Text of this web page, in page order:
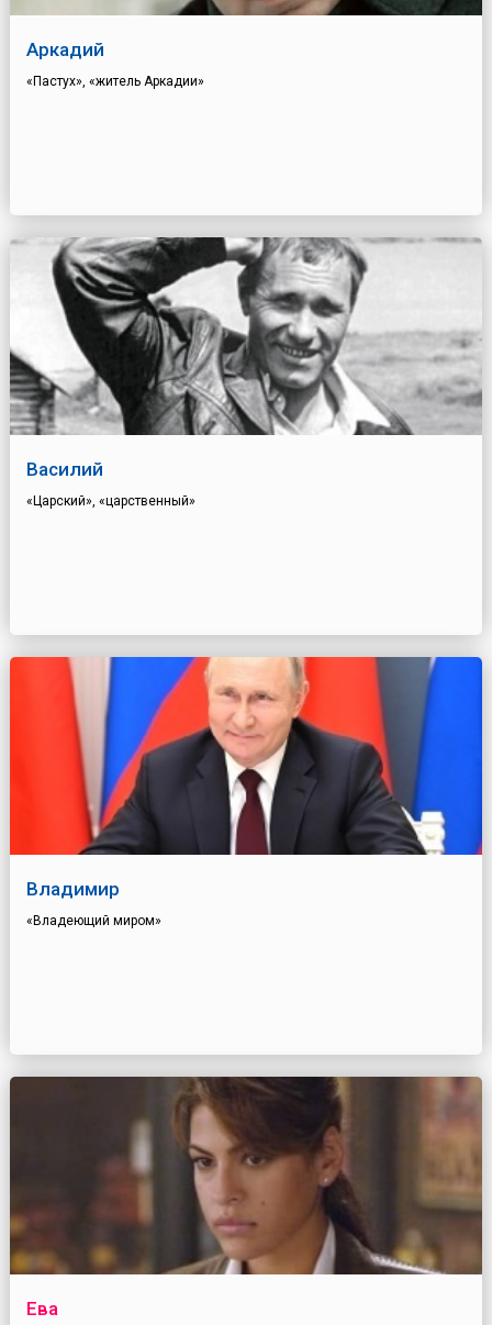
Аркадий
«Пастух», «житель Аркадии»
Василий
«Царский», «царственный»
Владимир
«Владеющий миром»
Ева